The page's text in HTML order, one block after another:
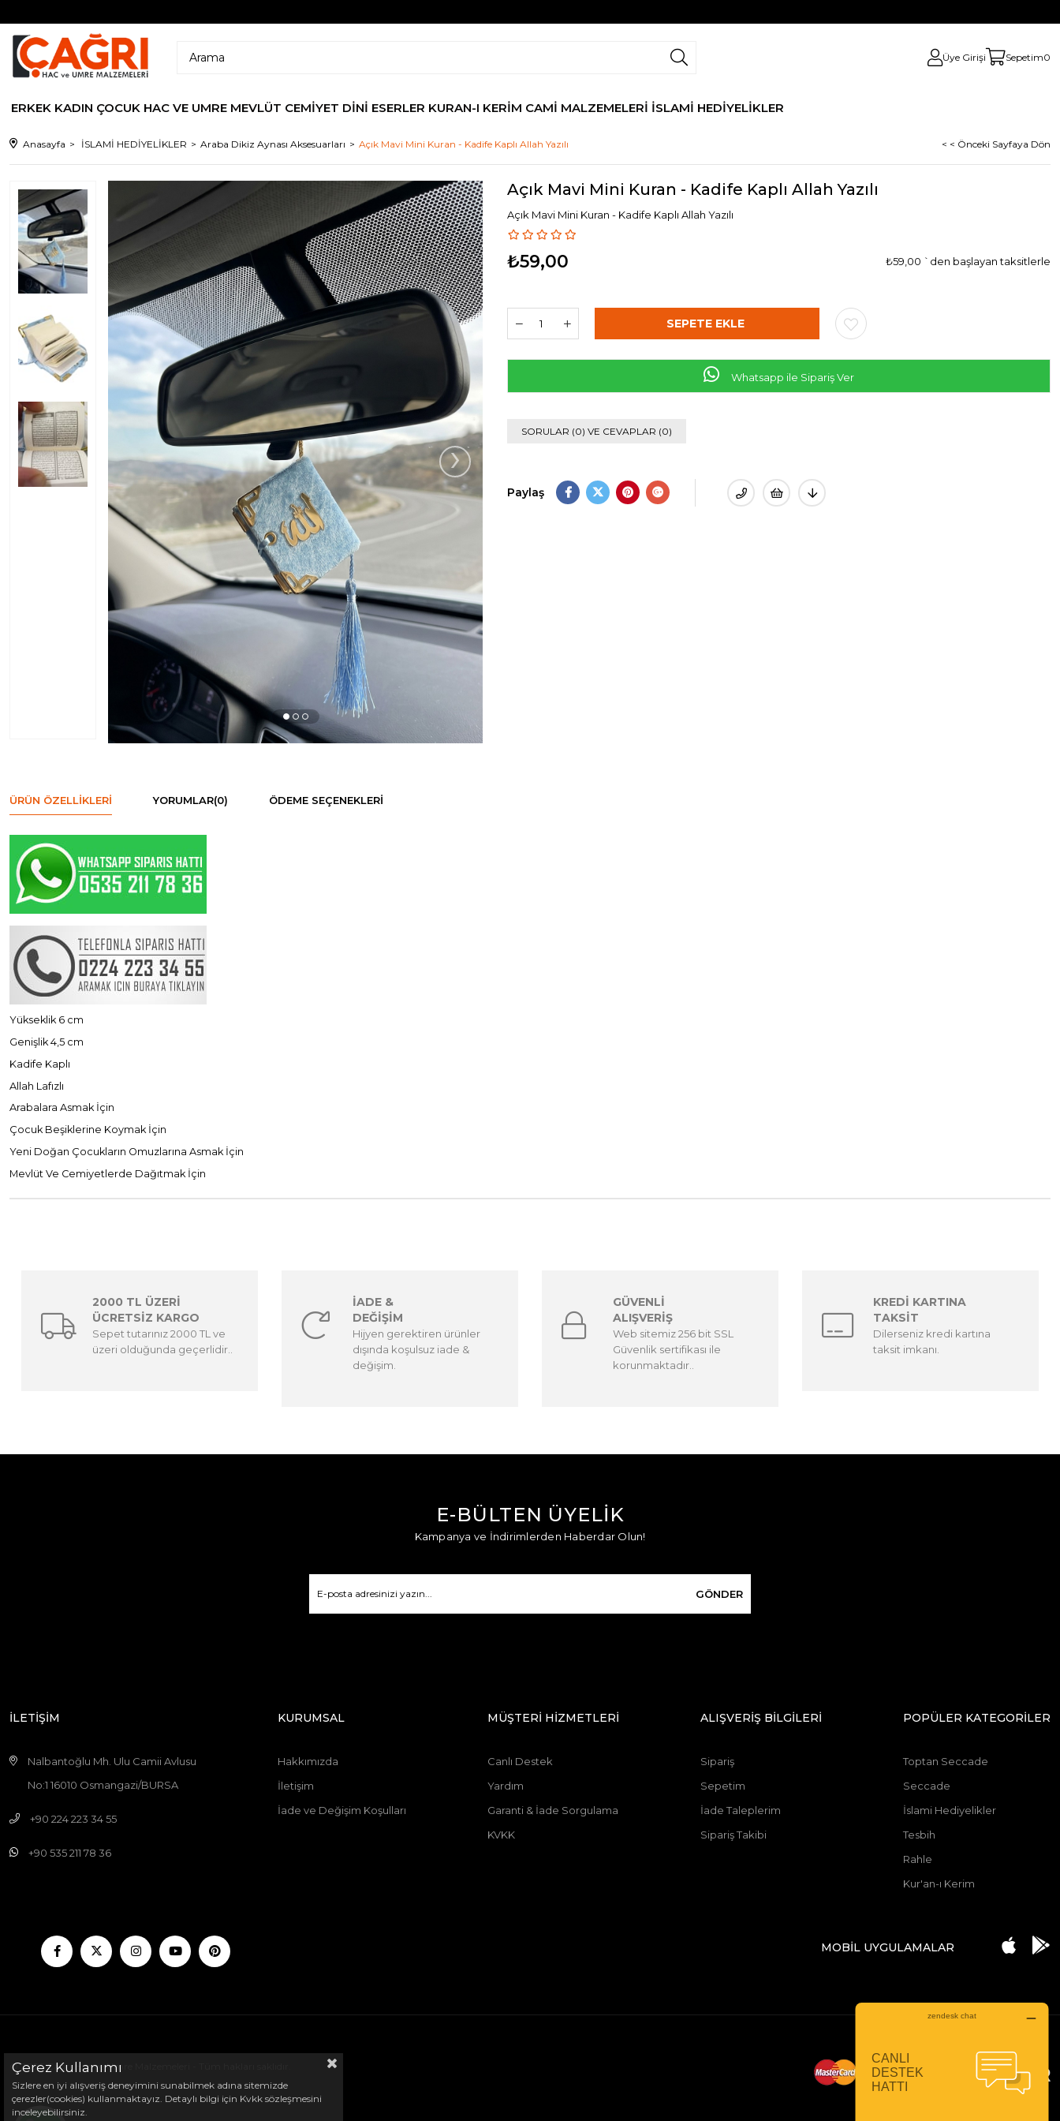
Üye Girişi Sepetim0
ERKEK KADIN ÇOCUK HAC VE UMRE MEVLÜT CEMİYET DİNİ ESERLER KURAN-I KERİM CAMİ MALZEMELERİ İSLAMİ HEDİYELİKLER
Anasayfa İSLAMİ HEDİYELİKLER Araba Dikiz Aynası Aksesuarları Açık Mavi Mini Kuran - Kadife Kaplı Allah Yazılı < < Önceki Sayfaya Dön
›
Açık Mavi Mini Kuran - Kadife Kaplı Allah Yazılı
Açık Mavi Mini Kuran - Kadife Kaplı Allah Yazılı
₺59,00 ₺59,00 `den başlayan taksitlerle
Whatsapp ile Sipariş Ver
SORULAR (0) VE CEVAPLAR (0)
Paylaş
ÜRÜN ÖZELLIKLERI YORUMLAR(0) ÖDEME SEÇENEKLERI
Yükseklik 6 cm
Genişlik 4,5 cm
Kadife Kaplı
Allah Lafızlı
Arabalara Asmak İçin
Çocuk Beşiklerine Koymak İçin
Yeni Doğan Çocukların Omuzlarına Asmak İçin
Mevlüt Ve Cemiyetlerde Dağıtmak İçin
2000 TL ÜZERİ
ÜCRETSİZ KARGO
Sepet tutarınız 2000 TL ve
üzeri olduğunda geçerlidir..
İADE &
DEĞİŞİM
Hijyen gerektiren ürünler
dışında koşulsuz iade &
değişim.
GÜVENLİ
ALIŞVERİŞ
Web sitemiz 256 bit SSL
Güvenlik sertifikası ile
korunmaktadır..
KREDİ KARTINA
TAKSİT
Dilerseniz kredi kartına
taksit imkanı.
E-BÜLTEN ÜYELİK
Kampanya ve İndirimlerden Haberdar Olun!
GÖNDER
İLETİŞİM
Nalbantoğlu Mh. Ulu Camii Avlusu
No:1 16010 Osmangazi/BURSA
+90 224 223 34 55
+90 535 211 78 36
KURUMSAL
Hakkımızda
İletişim
İade ve Değişim Koşulları
MÜŞTERİ HİZMETLERİ
Canlı Destek
Yardım
Garanti & İade Sorgulama
KVKK
ALIŞVERİŞ BİLGİLERİ
Sipariş
Sepetim
İade Taleplerim
Sipariş Takibi
POPÜLER KATEGORİLER
Toptan Seccade
Seccade
İslami Hediyelikler
Tesbih
Rahle
Kur'an-ı Kerim
MOBİL UYGULAMALAR
© 2026 Çağrı Hac ve Umre Malzemeleri - Tüm hakları saklıdır.
Çerez Kullanımı
Sizlere en iyi alışveriş deneyimini sunabilmek adına sitemizde
çerezler(cookies) kullanmaktayız. Detaylı bilgi için Kvkk sözleşmesini
inceleyebilirsiniz.